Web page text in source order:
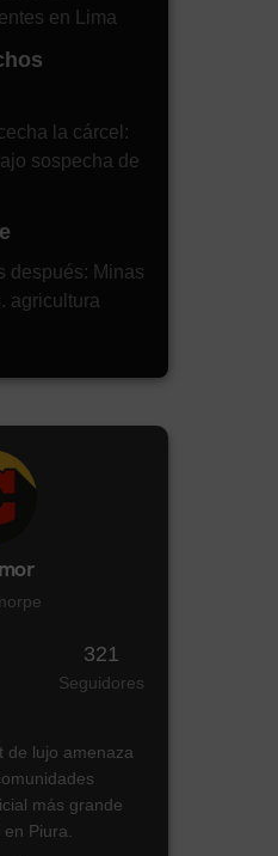
en Lima
la cárcel:
sospecha de
después: Minas
agricultura
321
Seguidores
de lujo amenaza
más grande
Piura.